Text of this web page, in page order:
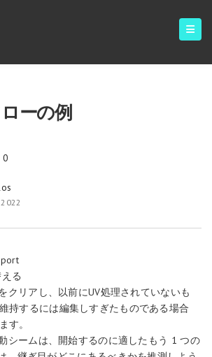
ーの例
0
る
クリアし、以前にUV処理されていないも
持するには編集しすぎたものである場合
す。
シームは、開始するのに適したもう 1 つの